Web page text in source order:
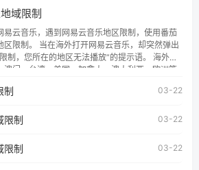
仅能在中国大陆地区播放。 遇到这个问题的
用番茄回国加速器，即可解决「海外用户收听腾
版权限制」的问题，无论人在香港、澳门、台
加拿大、澳大利亚、欧洲等国家和地区工作、留
，都可以使用，不再因地区和版权限制所困扰。
域限制
易云音乐，遇到网易云音乐地区限制，使用番茄
网易云音乐，却突然弹出
，您所在的地区无法播放”的提示语。 海外用
澳门、台湾、美国、加拿大、澳大利亚、欧洲等
制问题，且仅能在中国大陆地区播放。 遇到这
云音乐地区版权限制」的问题，无论人在香港、
、定居等，都可以使用，不再因地区和版权限制
制 03-22
限制 03-22
限制 03-22